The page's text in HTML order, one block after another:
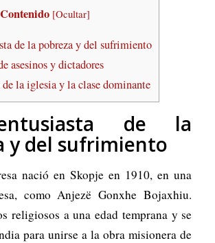
Contenido [Ocultar]
de la pobreza y del sufrimiento
asesinos y dictadores
la iglesia y la clase dominante
de la
y del sufrimiento
nació en Skopje en 1910, en una
como Anjezë Gonxhe Bojaxhiu.
religiosos a una edad temprana y se
para unirse a la obra misionera de